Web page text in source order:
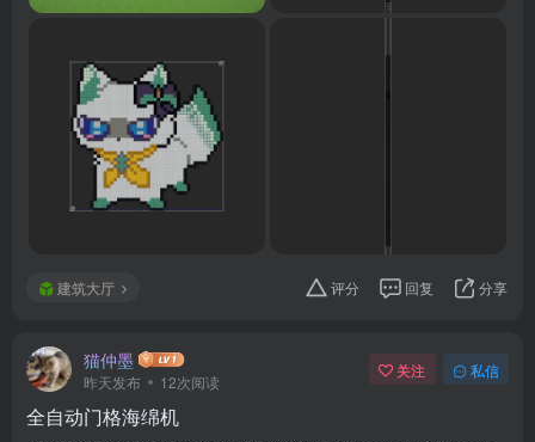
建筑大厅 评分 回复 分享
猫仲墨
昨天发布 12次阅读
关注 私信
全自动门格海绵机